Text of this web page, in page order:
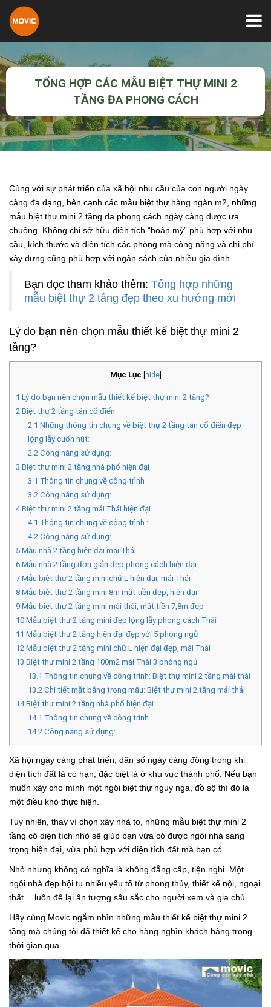
TỔNG HỢP CÁC MẪU BIỆT THỰ MINI 2
TẦNG ĐA PHONG CÁCH
Cùng với sự phát triển của xã hội nhu cầu của con người ngày
càng đa dạng, bên cạnh các mẫu biệt thự hàng ngàn m2, những
mẫu biệt thự mini 2 tầng đa phong cách ngày càng được ưa
chuộng. Không chỉ sở hữu diện tích “hoàn mỹ” phù hợp với nhu
cầu, kích thước và diện tích các phòng mà công năng và chi phí
xây dựng cũng phù hợp với ngân sách của nhiều gia đình.
Bạn đọc tham khảo thêm: Tổng hợp những
mẫu biệt thự 2 tầng đẹp theo xu hướng mới
Lý do bạn nên chọn mẫu thiết kế biệt thự mini 2
tầng?
Mục Lục hide]
1 Lý do bạn nên chọn mẫu thiết kế biệt thự mini 2 tầng?
2 Biệt thự 2 tầng tân cổ điển
2.1 Những thông tin chung về biệt thự 2 tầng tân cổ điển đẹp
lộng lẫy cuốn hút:
2.2Công năng sử dụng:
3 Biệt thự mini 2 tầng nhà phố hiện đại
3.1 Thông tin chung về công trình
3.2Công năng sử dụng:
4Biệt thự mini 2 tầng mái Thái hiện đại
4.1 Thông tin chung về công trình :
4.2Công năng sử dụng:
5 Mẫu nhà 2 tầng hiện đại mái Thái
6 Mẫu nhà 2 tầng đơn giản đẹp phong cách hiện đại
7 Mẫu biệt thự 2 tầng mini chữ L hiện đại, mái Thái
8 Mẫu biệt thự 2 tầng mini 8m mặt tiền đẹp, hiện đại
9 Mẫu biệt thự 2 tầng mini mái thái, mặt tiền 7,8m đẹp
10 Mẫu biệt thự 2 tầng mini đẹp lộng lẫy phong cách Thái
11 Mẫu biệt thự 2 tầng hiện đại đẹp với 5 phòng ngủ
12 Mẫu biệt thự 2 tầng mini chữ L hiện đại đẹp, mái Thái
13 Biệt thự mini 2 tầng 100m2 mái Thái 3 phòng ngủ
13.1 Thông tin chung về công trình: Biệt thự mini 2 tầng mái thái
13.2Chi tiết mặt bằng trong mẫu: Biệt thự mini 2 tầng mái thái
14Biệt thự mini 2 tầng nhà phố hiện đại
14.1 Thông tin chung về công trình
14.2Công năng sử dụng:
Xã hội ngày càng phát triển, dân số ngày càng đông trong khi
diện tích đất là có hạn, đặc biệt là ở khu vực thành phố. Nếu bạn
muốn xây cho mình một ngôi biệt thự nguy nga, đồ sộ thì đó là
một điều khó thực hiện.
Tuy nhiên, thay vì chọn xây nhà to, những mẫu biệt thự mini 2
tầng có diện tích nhỏ sẽ giúp bạn vừa có được ngôi nhà sang
trọng hiện đại, vừa phù hợp với diện tích đất mà bạn có.
Nhỏ nhưng không có nghĩa là không đẳng cấp, tiện nghi. Một
ngôi nhà đẹp hội tụ nhiều yếu tố từ phong thủy, thiết kế nội, ngoại
thất….luôn để lại ấn tượng sâu sắc cho người xem và gia chủ.
Hãy cùng Movic ngắm nhìn những mẫu thiết kế biệt thự mini 2
tầng mà chúng tôi đã thiết kế cho hàng nghìn khách hàng trong
thời gian qua.